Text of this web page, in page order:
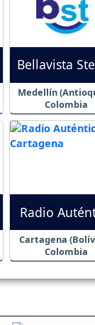
Bellavista
Medellín
Colombia
Radio
Cartagena
Colombia